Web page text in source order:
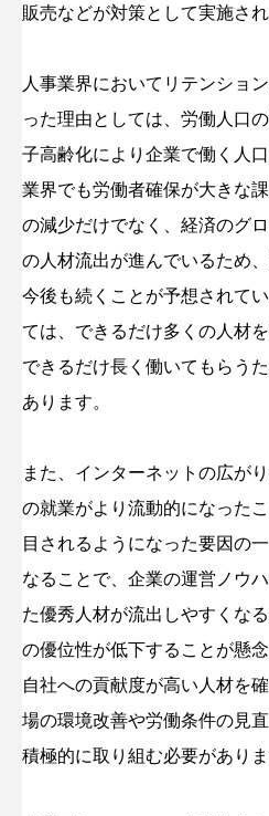
販売などが対策として実施され
人事業界においてリテンショ
った理由としては、労働人口
子高齢化により企業で働く人
業界でも労働者確保が大きな
の減少だけでなく、経済のグ
の人材流出が進んでいるため
今後も続くことが予想されて
ては、できるだけ多くの人材
できるだけ長く働いてもらう
あります。
また、インターネットの広が
の就業がより流動的になった
目されるようになった要因の
なることで、企業の運営ノウ
た優秀人材が流出しやすくな
の優位性が低下することが懸
自社への貢献度が高い人材を
場の環境改善や労働条件の見
積極的に取り組む必要がありま